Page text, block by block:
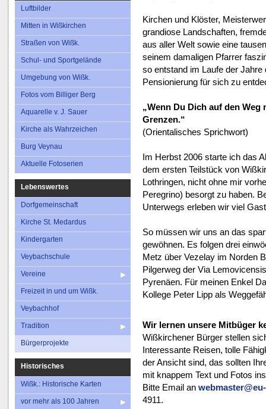
Luftbilder
Mitten in Wißkirchen
Straßen von Wißk.
Schul- und Sportgelände
Umgebung von Wißk.
Fotos vom Billiger Berg
Aquarelle v. J. Sauer
Kirche als Wahrzeichen
Burg Veynau
Aktuelle Fotoserien
Lebenswertes
Dorfgemeinschaft
Kirche St. Medardus
Kindergarten
Veybachschule
Vereine
Freizeit in und um Wißk.
Veybachhof
Tradition
Bürgerprojekte
Historisches
Wißk.: Historische Karten
vor mehr als 100 Jahren
Kirchen und Klöster,
grandiose Landschaften,
aus aller Welt sowie eine
seinem damaligen Pfarrer
so entstand im Laufe der
Pensionierung für sich zu
„Wenn Du Dich auf den
Grenzen.“
(Orientalisches Sprichwort)
Im Herbst 2006 starte ich das
dem ersten Teilstück von
Lothringen, nicht ohne mir
Peregrino) besorgt zu haben.
Unterwegs erleben wir viel
So müssen wir uns an das
gewöhnen. Es folgen drei
Metz über Vezelay im Norden
Pilgerweg der Via
Pyrenäen. Für meinen Enkel
Kollege Peter Lipp als
Wir lernen unsere Mitbüger
Wißkirchener Bürger stellen
Interessante Reisen, tolle
der Ansicht sind, das sollten
mit knappem Text und Fotos
Bitte Email an
4911.